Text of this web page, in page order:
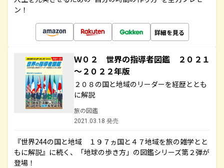
ン！
詳細を見る
Ｗ０２ 世界の指導者図鑑 ２０２１
～２０２２年版
２０８の国と地域のリーダーを経歴ととも
に解説
旅の図鑑
2021.03.18 発売
『世界244の国と地域 １９７ヵ国と４７地域を旅の雑学とと
もに解説』に続く、「地球の歩き方」の図鑑シリーズ第２弾が
登場！